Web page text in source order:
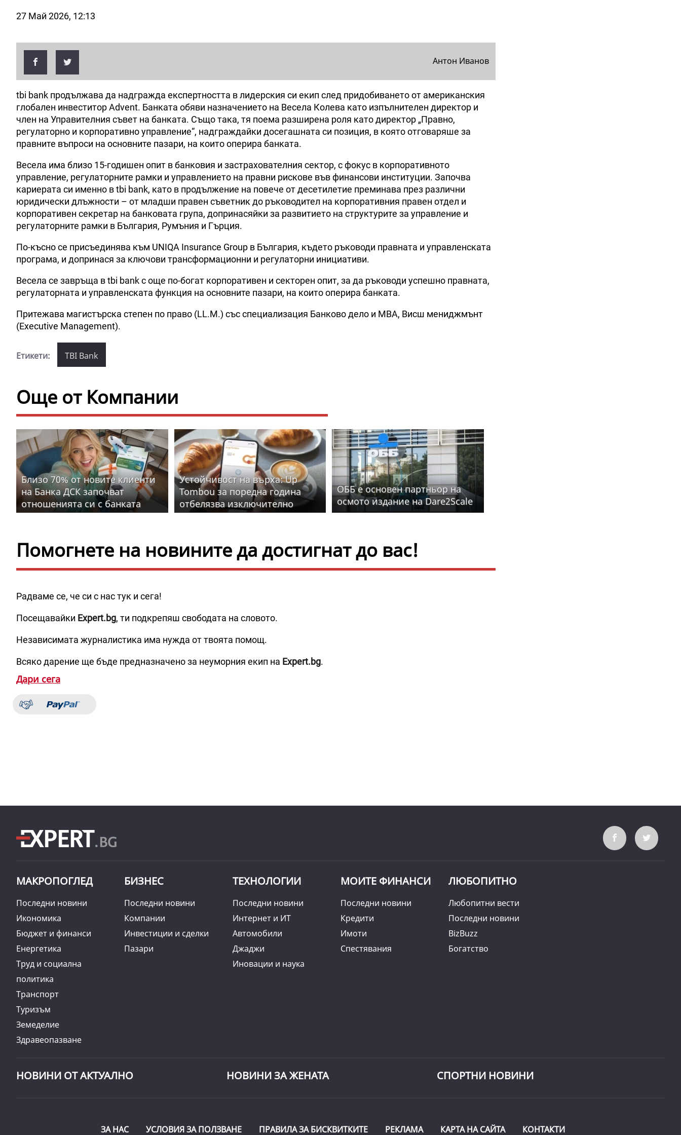
27 Май 2026, 12:13
Антон Иванов
tbi bank продължава да надгражда експертността в лидерския си екип след придобиването от американския
глобален инвеститор Advent. Банката обяви назначението на Весела Колева като изпълнителен директор и
член на Управителния съвет на банката. Също така, тя поема разширена роля като директор „Правнo,
регулаторно и корпоративно управление“, надграждайки досегашната си позиция, в която отговаряше за
правните въпроси на основните пазари, на които оперира банката.
Весела има близо 15-годишен опит в банковия и застрахователния сектор, с фокус в корпоративното
управление, регулаторните рамки и управлението на правни рискове във финансови институции. Започва
кариерата си именно в tbi bank, като в продължение на повече от десетилетие преминава през различни
юридически длъжности – от младши правен съветник до ръководител на корпоративния правен отдел и
корпоративен секретар на банковата група, допринасяйки за развитието на структурите за управление и
регулаторните рамки в България, Румъния и Гърция.
По-късно се присъединява към UNIQA Insurance Group в България, където ръководи правната и управленската
програма, и допринася за ключови трансформационни и регулаторни инициативи.
Весела се завръща в tbi bank с още по-богат корпоративен и секторен опит, за да ръководи успешно правната,
регулаторната и управленската функция на основните пазари, на които оперира банката.
Притежава магистърска степен по право (LL.M.) със специализация Банково дело и MBA, Висш мениджмънт
(Executive Management).
Етикети: TBI Bank
Още от Компании
Близо 70% от новите клиенти
на Банка ДСК започват
отношенията си с банката
изцяло дигитално
Устойчивост на върха: Up
Tombou за поредна година
отбелязва изключително
високо ниво на клиентска
ОББ е основен партньор на
осмото издание на Dare2Scale
Помогнете на новините да достигнат до вас!
Радваме се, че си с нас тук и сега!
Посещавайки Expert.bg, ти подкрепяш свободата на словото.
Независимата журналистика има нужда от твоята помощ.
Всяко дарение ще бъде предназначено за неуморния екип на Expert.bg.
Дари сега
МАКРОПОГЛЕД
Последни новини
Икономика
Бюджет и финанси
Енергетика
Труд и социална
политика
Транспорт
Туризъм
Земеделие
Здравеопазване
БИЗНЕС
Последни новини
Компании
Инвестиции и сделки
Пазари
ТЕХНОЛОГИИ
Последни новини
Интернет и ИТ
Автомобили
Джаджи
Иновации и наука
МОИТЕ ФИНАНСИ
Последни новини
Кредити
Имоти
Спестявания
ЛЮБОПИТНО
Любопитни вести
Последни новини
BizBuzz
Богатство
НОВИНИ ОТ АКТУАЛНО НОВИНИ ЗА ЖЕНАТА СПОРТНИ НОВИНИ
ЗА НАС УСЛОВИЯ ЗА ПОЛЗВАНЕ ПРАВИЛА ЗА БИСКВИТКИТЕ РЕКЛАМА КАРТА НА САЙТА КОНТАКТИ